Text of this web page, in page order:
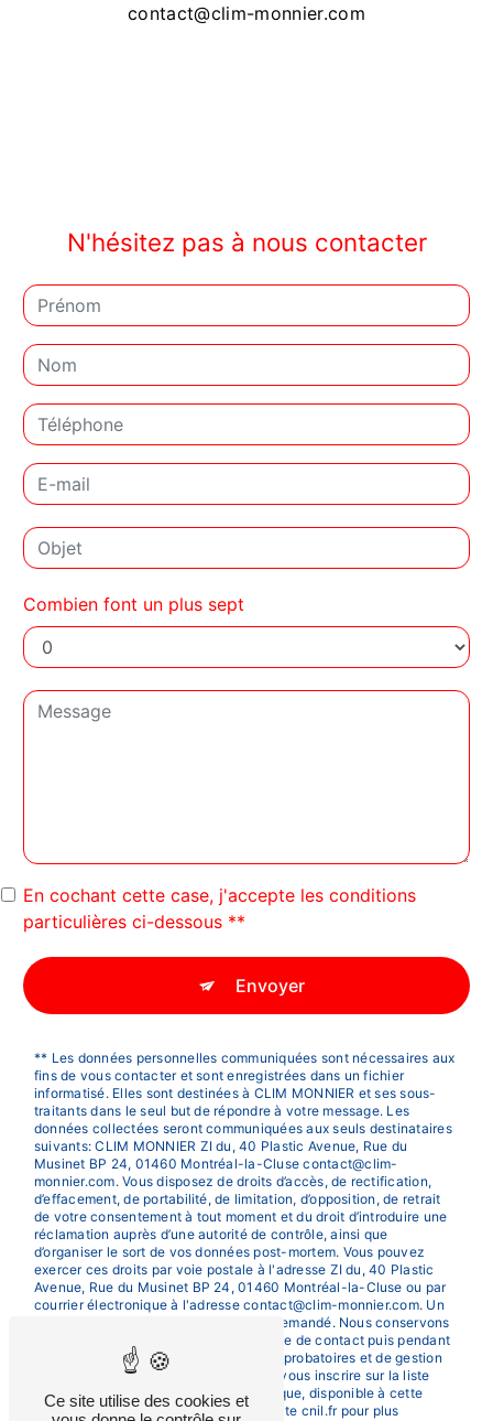
contact@clim-monnier.com
N'hésitez pas à nous contacter
Combien font un plus sept
En cochant cette case, j'accepte les conditions
particulières ci-dessous **
Envoyer
** Les données personnelles communiquées sont nécessaires aux
fins de vous contacter et sont enregistrées dans un fichier
informatisé. Elles sont destinées à CLIM MONNIER et ses sous-
traitants dans le seul but de répondre à votre message. Les
données collectées seront communiquées aux seuls destinataires
suivants: CLIM MONNIER ZI du, 40 Plastic Avenue, Rue du
Musinet BP 24, 01460 Montréal-la-Cluse contact@clim-
monnier.com. Vous disposez de droits d’accès, de rectification,
d’effacement, de portabilité, de limitation, d’opposition, de retrait
de votre consentement à tout moment et du droit d’introduire une
réclamation auprès d’une autorité de contrôle, ainsi que
d’organiser le sort de vos données post-mortem. Vous pouvez
exercer ces droits par voie postale à l'adresse ZI du, 40 Plastic
Avenue, Rue du Musinet BP 24, 01460 Montréal-la-Cluse ou par
courrier électronique à l'adresse contact@clim-monnier.com. Un
justificatif d'identité pourra vous être demandé. Nous conservons
vos données pendant la période de prise de contact puis pendant
la durée de prescription légale aux fins probatoires et de gestion
des contentieux. Vous avez le droit de vous inscrire sur la liste
d'opposition au démarchage téléphonique, disponible à cette
adresse:Bloctel.gouv.fr. Consultez le site cnil.fr pour plus
Ce site utilise des cookies et